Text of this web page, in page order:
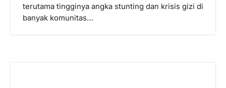
terutama tingginya angka stunting dan krisis gizi di
banyak komunitas…